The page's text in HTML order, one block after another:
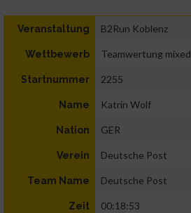
Veranstaltung B2Run Koblenz
Wettbewerb Teamwertung mixed
Startnummer 2255
Name Katrin Wolf
Nation GER
Verein Deutsche Post
Team Name Deutsche Post
Zeit 00:18:53